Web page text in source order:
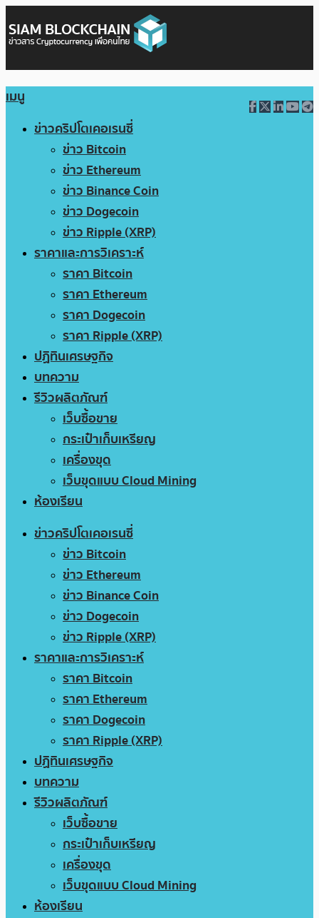
เมนู
ข่าวคริปโตเคอเรนซี่
ข่าว Bitcoin
ข่าว Ethereum
ข่าว Binance Coin
ข่าว Dogecoin
ข่าว Ripple (XRP)
ราคาและการวิเคราะห์
ราคา Bitcoin
ราคา Ethereum
ราคา Dogecoin
ราคา Ripple (XRP)
ปฏิทินเศรษฐกิจ
บทความ
รีวิวผลิตภัณฑ์
เว็บซื้อขาย
กระเป๋าเก็บเหรียญ
เครื่องขุด
เว็บขุดแบบ Cloud Mining
ห้องเรียน
ข่าวคริปโตเคอเรนซี่
ข่าว Bitcoin
ข่าว Ethereum
ข่าว Binance Coin
ข่าว Dogecoin
ข่าว Ripple (XRP)
ราคาและการวิเคราะห์
ราคา Bitcoin
ราคา Ethereum
ราคา Dogecoin
ราคา Ripple (XRP)
ปฏิทินเศรษฐกิจ
บทความ
รีวิวผลิตภัณฑ์
เว็บซื้อขาย
กระเป๋าเก็บเหรียญ
เครื่องขุด
เว็บขุดแบบ Cloud Mining
ห้องเรียน